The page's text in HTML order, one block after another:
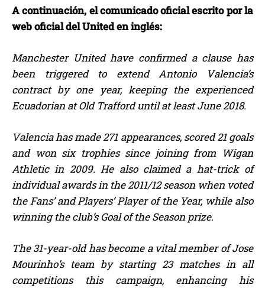
A continuación, el comunicado oficial escrito por la
web oficial del United en inglés:
Manchester United have confirmed a clause has
been triggered to extend Antonio Valencia’s
contract by one year, keeping the experienced
Ecuadorian at Old Trafford until at least June 2018.
Valencia has made 271 appearances, scored 21 goals
and won six trophies since joining from Wigan
Athletic in 2009. He also claimed a hat-trick of
individual awards in the 2011/12 season when voted
the Fans’ and Players’ Player of the Year, while also
winning the club’s Goal of the Season prize.
The 31-year-old has become a vital member of Jose
Mourinho’s team by starting 23 matches in all
competitions this campaign, enhancing his